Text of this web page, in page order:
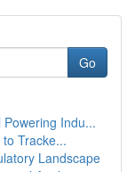
Go
Indu...
Tracke...
Landscape